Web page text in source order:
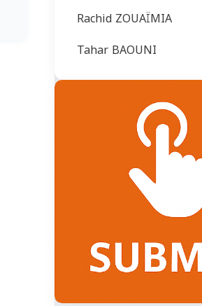
Rachid ZOUAÏMIA
Tahar BAOUNI